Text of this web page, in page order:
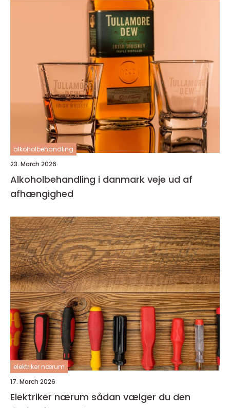
alkoholbehandling
23. March 2026
Alkoholbehandling i danmark veje ud af
afhængighed
elektriker nærum
17. March 2026
Elektriker nærum sådan vælger du den